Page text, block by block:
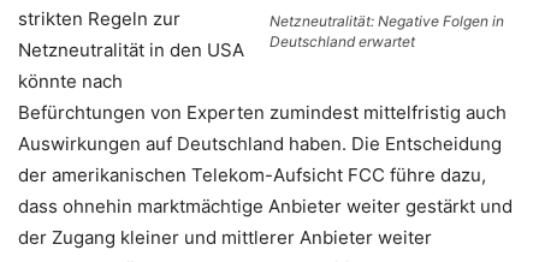
Netzneutralität: Negative Folgen in
Deutschland erwartet
strikten Regeln zur
Netzneutralität in den USA
könnte nach
Befürchtungen von Experten zumindest mittelfristig auch
Auswirkungen auf Deutschland haben. Die Entscheidung
der amerikanischen Telekom-Aufsicht FCC führe dazu,
dass ohnehin marktmächtige Anbieter weiter gestärkt und
der Zugang kleiner und mittlerer Anbieter weiter